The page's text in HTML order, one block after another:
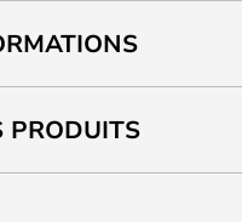
PRODUITS